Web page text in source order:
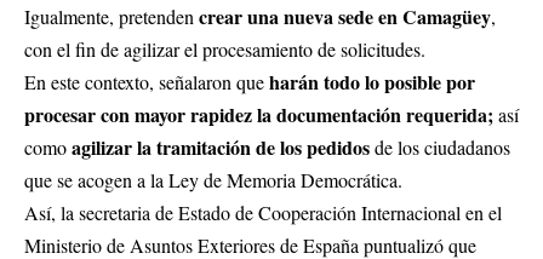
Igualmente, pretenden crear una nueva sede en Camagüey,
con el fin de agilizar el procesamiento de solicitudes.
En este contexto, señalaron queharán todo lo posible por
procesar con mayor rapidez la documentación requerida;así
comoagilizar la tramitación de los pedidosde los ciudadanos
que se acogen a la Ley de Memoria Democrática.
Así, la secretaria de Estado de Cooperación Internacional en el
Ministerio de Asuntos Exteriores de España puntualizó que